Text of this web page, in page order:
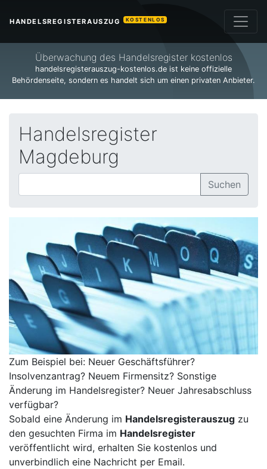
HANDELSREGISTERAUSZUG KOSTENLOS
Überwachung des Handelsregister kostenlos
handelsregisterauszug-kostenlos.de ist keine offizielle
Behördenseite, sondern es handelt sich um einen privaten Anbieter.
Handelsregister
Magdeburg
Suchen
Zum Beispiel bei: Neuer Geschäftsführer?
Insolvenzantrag? Neuem Firmensitz? Sonstige
Änderung im Handelsregister? Neuer Jahresabschluss
verfügbar?
Sobald eine Änderung im Handelsregisterauszug zu
den gesuchten Firma im Handelsregister
veröffentlicht wird, erhalten Sie kostenlos und
unverbindlich eine Nachricht per Email.